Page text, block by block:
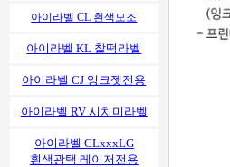
아이라벨 CL 흰색모조
아이라벨 KL 찰떡라벨
아이라벨 CJ 잉크젯전용
아이라벨 RV 시치미라벨
아이라벨 CLxxxLG
흰색광택 레이저전용